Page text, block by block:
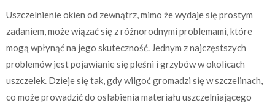
Uszczelnienie okien od zewnątrz, mimo że wydaje się prostym
zadaniem, może wiązać się z różnorodnymi problemami, które
mogą wpłynąć na jego skuteczność. Jednym z najczęstszych
problemów jest pojawianie się pleśni i grzybów w okolicach
uszczelek. Dzieje się tak, gdy wilgoć gromadzi się w szczelinach,
co może prowadzić do osłabienia materiału uszczelniającego